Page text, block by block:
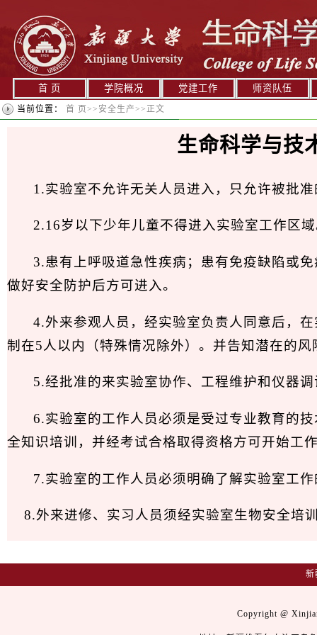
首 页 学院概况 党建工作 师资队伍
当前位置： 首 页>> 安全生产>>正文
生命科学与技
1.实验室不允许无关人员进入，只允许被批
2.16岁以下少年儿童不得进入实验室工作区
3.患有上呼吸道急性疾病；患有免疫缺陷或
做好安全防护后方可进入。
4.外来参观人员，经实验室负责人同意后，
制在5人以内（特殊情况除外）。并告知潜在的
5.经批准的来实验室协作、工程维护和仪器
6.实验室的工作人员必须是受过专业教育的
全知识培训，并经考试合格取得资格方可开始工
7.实验室的工作人员必须明确了解实验室工
8.外来进修、实习人员须经实验室生物安全培
新
Copyright @